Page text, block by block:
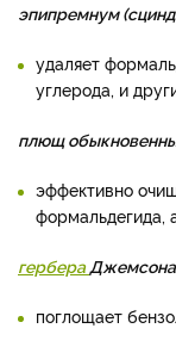
эпипремнум
удаляет
углерода, и
плющ
эффективно
формальдегида,
гербераДжемсона
поглощает